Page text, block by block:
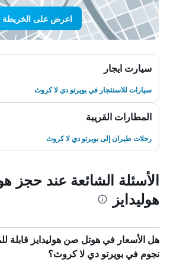
اعرض على الخريطة
سيارت ايجار
سيارات للاستئجار في بويرتو دي لا كروث
المطارات القريبة
رحلات طيران إلى بويرتو دي لا كروث
الأسئلة الشائعة عند حجز
هوليدايز
نجوم في بويرتو دي لا كروث؟